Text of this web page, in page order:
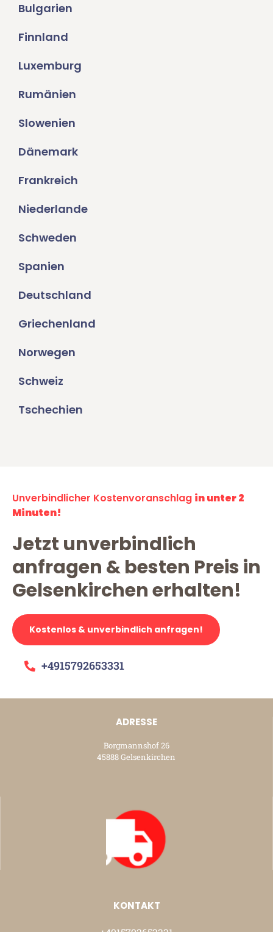
Bulgarien
Finnland
Luxemburg
Rumänien
Slowenien
Dänemark
Frankreich
Niederlande
Schweden
Spanien
Deutschland
Griechenland
Norwegen
Schweiz
Tschechien
Unverbindlicher Kostenvoranschlag in unter 2
Minuten!
Jetzt unverbindlich
anfragen & besten Preis in
Gelsenkirchen erhalten!
Kostenlos & unverbindlich anfragen!
+4915792653331
ADRESSE
Borgmannshof 26
45888 Gelsenkirchen
KONTAKT